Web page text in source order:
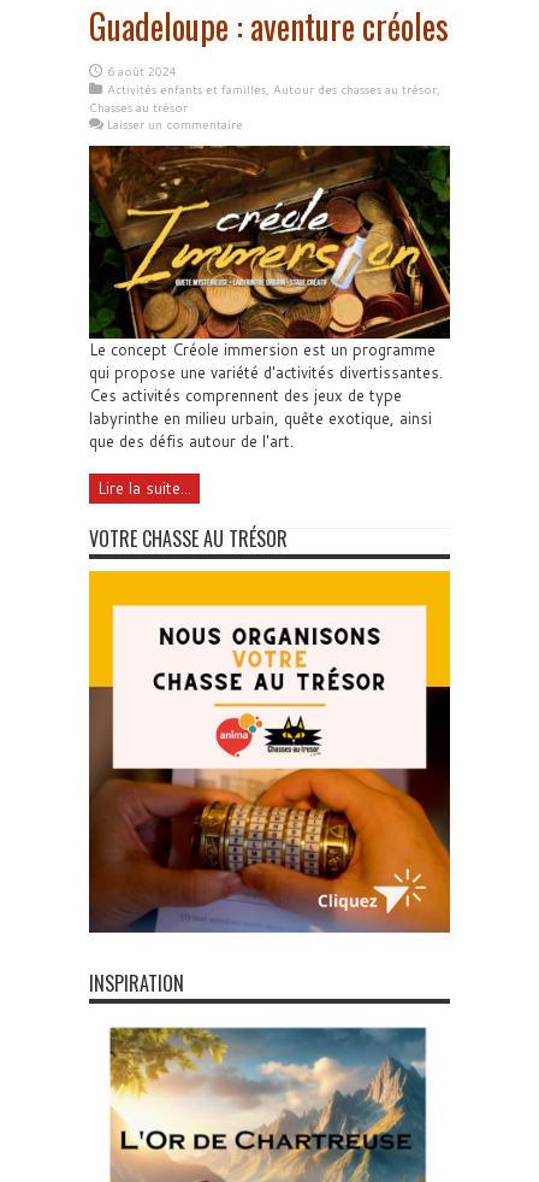
Guadeloupe : aventure créoles
6 août 2024
Activités enfants et familles, Autour des chasses au trésor,
Chasses au trésor
Laisser un commentaire
Le concept Créole immersion est un programme
qui propose une variété d'activités divertissantes.
Ces activités comprennent des jeux de type
labyrinthe en milieu urbain, quête exotique, ainsi
que des défis autour de l'art.
Lire la suite...
VOTRE CHASSE AU TRÉSOR
INSPIRATION